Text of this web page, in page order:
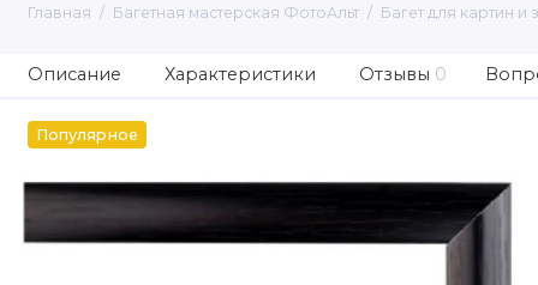
Главная Багетная мастерская ФотоАльт Багет для картин и
Описание Характеристики Отзывы 0
Популярное